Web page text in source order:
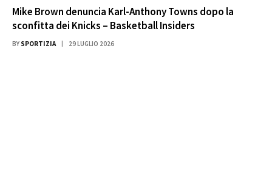
Mike Brown denuncia Karl-Anthony Towns dopo la
sconfitta dei Knicks – Basketball Insiders
BY SPORTIZIA 29 LUGLIO 2026